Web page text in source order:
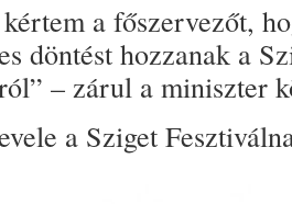
a főszervezőt,
döntést hozzanak a
– zárul a miniszter
a Sziget